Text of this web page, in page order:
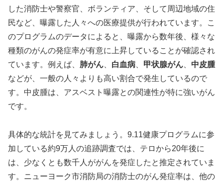
した消防士や警察官、ボランティア、そして周辺地域の住
民など、曝露した人々への医療提供が行われています。こ
のプログラムのデータによると、曝露から数年後、様々な
種類のがんの発症率が有意に上昇していることが確認され
ています。例えば、 肺がん 白血病 甲状腺がん
中皮腫
などが、一般の人々よりも高い割合で発生しているので
す。中皮腫は、アスベスト曝露との関連性が特に強いがん
です。
具体的な統計を見てみましょう。9.11健康プログラムに参
加している約9万人の追跡調査では、テロから20年後に
は、少なくとも数千人ががんを発症したと推定されていま
す。ニューヨーク市消防局の消防士のがん発症率は、他の